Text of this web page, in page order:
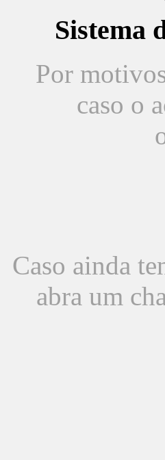
Sistema
Por
caso o
Caso ainda
abra um